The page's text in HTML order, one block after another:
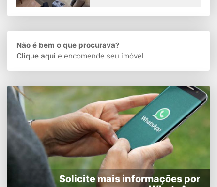
Não é bem o que procurava?
Clique aqui e encomende seu imóvel
Solicite mais informações por